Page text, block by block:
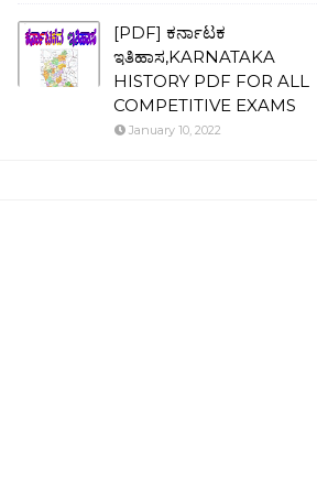
[PDF] ಕರ್ನಾಟಕ
ಇತಿಹಾಸ,KARNATAKA
HISTORY PDF FOR ALL
COMPETITIVE EXAMS
January 10, 2022